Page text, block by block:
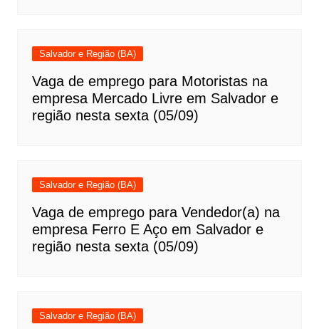
Salvador e Região (BA)
Vaga de emprego para Motoristas na
empresa Mercado Livre em Salvador e
região nesta sexta (05/09)
Salvador e Região (BA)
Vaga de emprego para Vendedor(a) na
empresa Ferro E Aço em Salvador e
região nesta sexta (05/09)
Salvador e Região (BA)